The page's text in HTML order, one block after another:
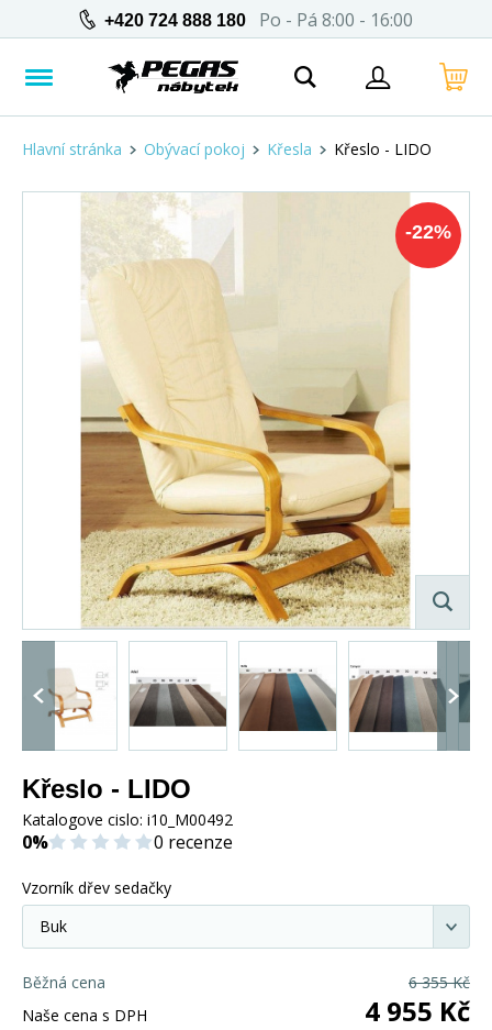
+420 724 888 180 Po - Pá 8:00 - 16:00
Hlavní stránka Obývací pokoj Křesla Křeslo - LIDO
-22%
Křeslo - LIDO
Katalogove cislo: i10_M00492
0% 0 recenze
Vzorník dřev sedačky
Běžná cena 6 355Kč
Naše cena s DPH
4 955 Kč